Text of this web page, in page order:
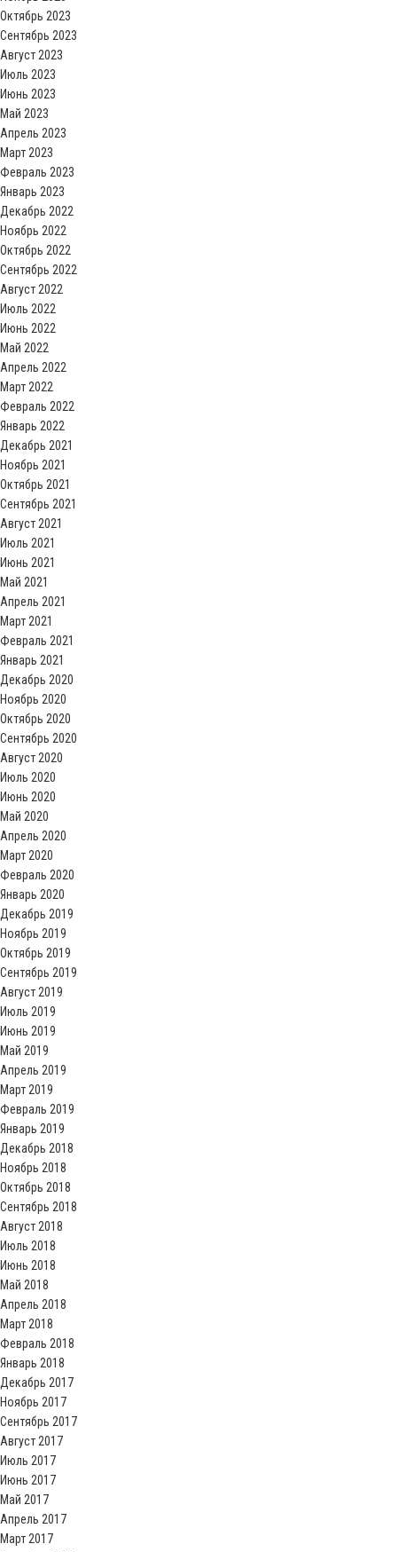
Октябрь 2023
Сентябрь 2023
Август 2023
Июль 2023
Июнь 2023
Май 2023
Апрель 2023
Март 2023
Февраль 2023
Январь 2023
Декабрь 2022
Ноябрь 2022
Октябрь 2022
Сентябрь 2022
Август 2022
Июль 2022
Июнь 2022
Май 2022
Апрель 2022
Март 2022
Февраль 2022
Январь 2022
Декабрь 2021
Ноябрь 2021
Октябрь 2021
Сентябрь 2021
Август 2021
Июль 2021
Июнь 2021
Май 2021
Апрель 2021
Март 2021
Февраль 2021
Январь 2021
Декабрь 2020
Ноябрь 2020
Октябрь 2020
Сентябрь 2020
Август 2020
Июль 2020
Июнь 2020
Май 2020
Апрель 2020
Март 2020
Февраль 2020
Январь 2020
Декабрь 2019
Ноябрь 2019
Октябрь 2019
Сентябрь 2019
Август 2019
Июль 2019
Июнь 2019
Май 2019
Апрель 2019
Март 2019
Февраль 2019
Январь 2019
Декабрь 2018
Ноябрь 2018
Октябрь 2018
Сентябрь 2018
Август 2018
Июль 2018
Июнь 2018
Май 2018
Апрель 2018
Март 2018
Февраль 2018
Январь 2018
Декабрь 2017
Ноябрь 2017
Сентябрь 2017
Август 2017
Июль 2017
Июнь 2017
Май 2017
Апрель 2017
Март 2017